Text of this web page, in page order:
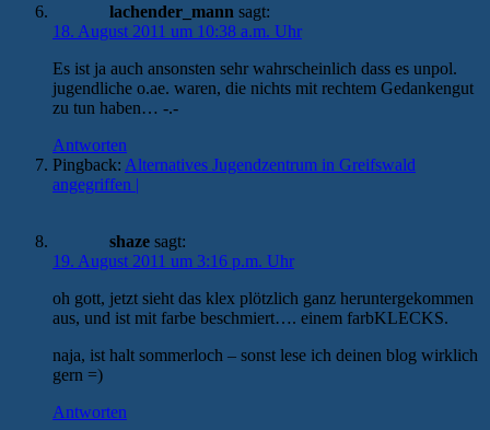
lachender_mann sagt:
18. August 2011 um 10:38 a.m. Uhr
Es ist ja auch ansonsten sehr wahrscheinlich dass es unpol.
jugendliche o.ae. waren, die nichts mit rechtem Gedankengut
zu tun haben… -.-
Antworten
Pingback: Alternatives Jugendzentrum in Greifswald
angegriffen |
shaze sagt:
19. August 2011 um 3:16 p.m. Uhr
oh gott, jetzt sieht das klex plötzlich ganz heruntergekommen
aus, und ist mit farbe beschmiert…. einem farbKLECKS.
naja, ist halt sommerloch – sonst lese ich deinen blog wirklich
gern =)
Antworten